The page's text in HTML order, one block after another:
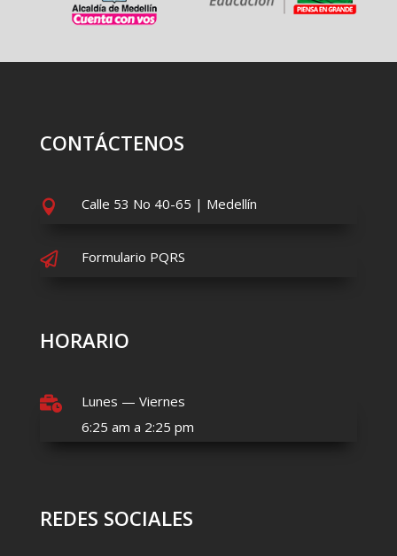
CONTÁCTENOS
 Calle 53 No 40-65 | Medellín
 Formulario PQRS
HORARIO

Lunes — Viernes
6:25 am a 2:25 pm
REDES SOCIALES